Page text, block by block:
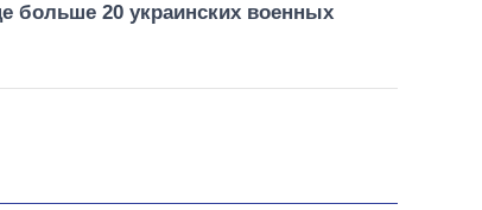
больше 20 украинских военных